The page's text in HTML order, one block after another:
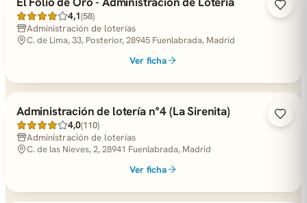
4,1(58)
Administración de loterías
C. de Lima, 33, Posterior, 28945 Fuenlabrada, Madrid
Ver ficha
Administración de lotería n°4 (La Sirenita)
4,0(110)
Administración de loterías
C. de las Nieves, 2, 28941 Fuenlabrada, Madrid
Ver ficha